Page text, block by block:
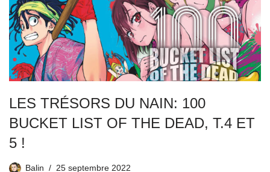
LES TRÉSORS DU NAIN: 100
BUCKET LIST OF THE DEAD, T.4 ET
5 !
Balin 25 septembre 2022